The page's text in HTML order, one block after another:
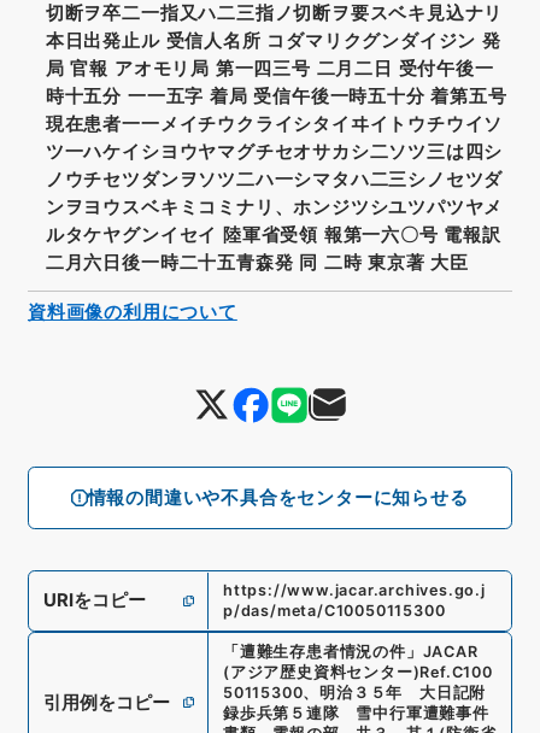
情報の間違いや不具合をセンターに知らせる
切断ヲ卒二一指又ハ二三指ノ切断ヲ要スベキ見込ナリ
本日出発止ル 受信人名所 コダマリクグンダイジン 発
局 官報 アオモリ局 第一四三号 二月二日 受付午後一
時十五分 一一五字 着局 受信午後一時五十分 着第五号
現在患者一一メイチウクライシタイヰイトウチウイソ
ツ一ハケイシヨウヤマグチセオサカシ二ソツ三は四シ
ノウチセツダンヲソツ二ハ一シマタハ二三シノセツダ
ンヲヨウスベキミコミナリ、ホンジツシユツパツヤメ
ルタケヤグンイセイ 陸軍省受領 報第一六〇号 電報訳
二月六日後一時二十五青森発 同 二時 東京著 大臣
URIをコピー
https://www.jacar.archives.go.j
p/das/meta/C10050115300
引用例をコピー
「遭難生存患者情況の件 」 JACAR
(アジア歴史資料センター)Ref.C100
50115300、明治３５年 大日記附
録歩兵第５連隊 雪中行軍遭難事件
資料画像の利用について